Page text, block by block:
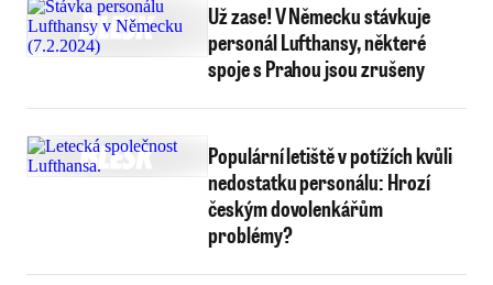
Už zase! V Německu stávkuje
personál Lufthansy, některé
spoje s Prahou jsou zrušeny
Populární letiště v potížích kvůli
nedostatku personálu: Hrozí
českým dovolenkářům
problémy?